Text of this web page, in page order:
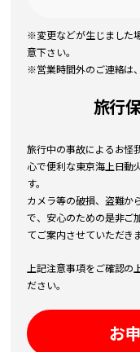
※変更などが生じました
意下さい。
※営業時間外のご連絡は
旅行
旅行中の事故によるお怪
心で便利な東京海上日動
す。
カメラ等の破損、盗難か
で、安心のための是非ご
てご案内させていただきま
上記注意事項をご確認の
ださい。
お